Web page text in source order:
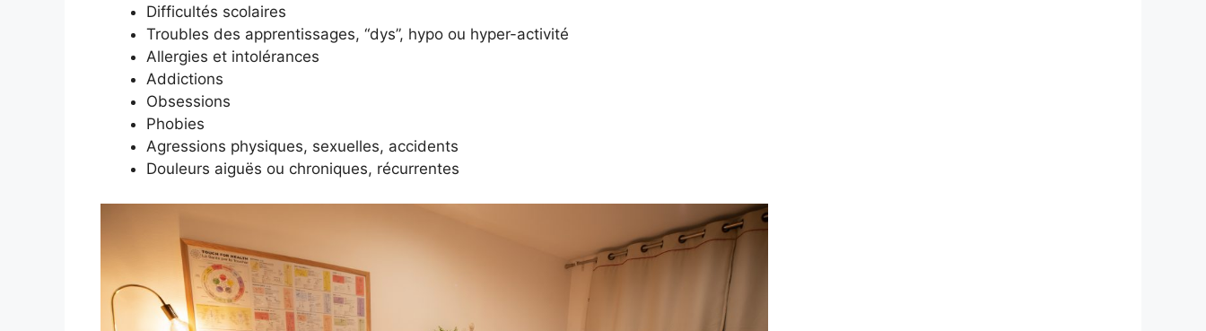
Difficultés scolaires
Troubles des apprentissages, “dys”, hypo ou hyper-activité
Allergies et intolérances
Addictions
Obsessions
Phobies
Agressions physiques, sexuelles, accidents
Douleurs aiguës ou chroniques, récurrentes